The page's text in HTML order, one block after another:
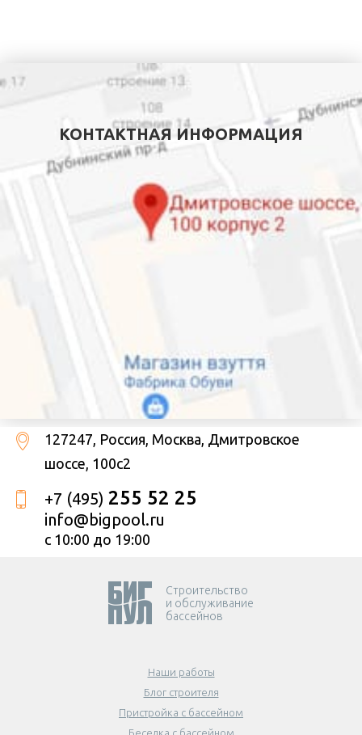
КОНТАКТНАЯ ИНФОРМАЦИЯ
127247 , Россия, Москва Дмитровское
шоссе, 100с2
+7 (495) 255 52 25
info@bigpool.ru
с 10:00 до 19:00
Cтроительство
и обслуживание
бассейнов
Наши работы
Блог строителя
Пристройка с бассейном
Беседка с бассейном